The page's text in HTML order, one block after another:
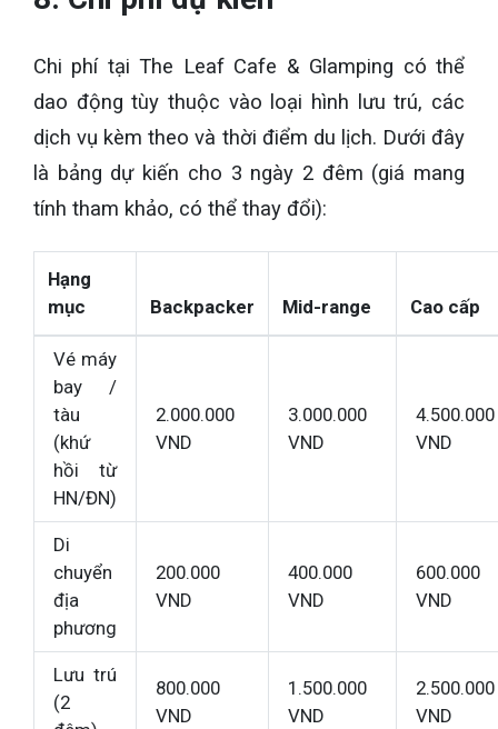
Chi phí tại The Leaf Cafe & Glamping có thể
dao động tùy thuộc vào loại hình lưu trú, các
dịch vụ kèm theo và thời điểm du lịch. Dưới đây
là bảng dự kiến cho 3 ngày 2 đêm (giá mang
tính tham khảo, có thể thay đổi):
Hạng
mục
Backpacker Mid-range Cao cấp
Vé máy
bay /
tàu
(khứ
hồi từ
HN/ĐN)
2.000.000
VND
3.000.000
VND
4.500.000
VND
Di
chuyển
địa
phương
200.000
VND
400.000
VND
600.000
VND
Lưu trú
(2
800.000
VND
1.500.000
VND
2.500.000
VND